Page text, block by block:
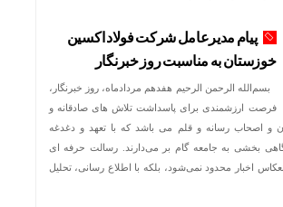
پیام مدیرعامل شرکت فولاد اکسین
خوزستان به مناسبت روز خبرنگار
بسم‌الله الرحمن الرحیم هفدهم مردادماه، روز خبرنگار،
فرصت ارزشمندی برای پاسداشت تلاش‌ های صادقانه و
و اصحاب رسانه و قلم می باشد که با تعهد و دغدغه‌
بخشی به جامعه گام بر می‌دارند. رسالت حرفه‌ ای
اخبار محدود نمی‌شود، بلکه با اطلاع رسانی، تحلیل